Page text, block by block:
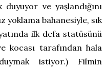
ve yaşlandığını
yoklama bahanesiyle, sık
ilk defa statüsünü
kocası tarafından hala
duymak istiyor.) Filmin